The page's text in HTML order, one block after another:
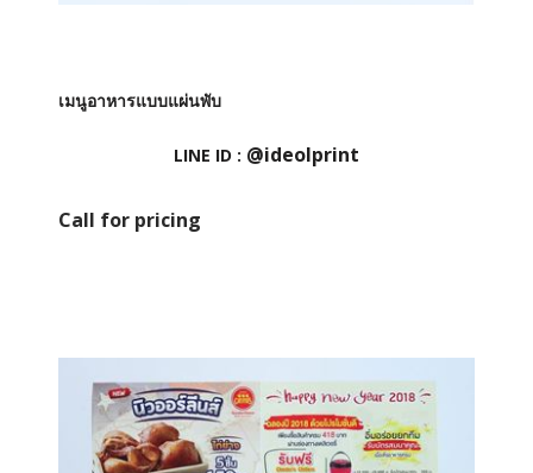
เมนูอาหารแบบแผ่นพับ
LINE ID : @ideolprint
Call for pricing